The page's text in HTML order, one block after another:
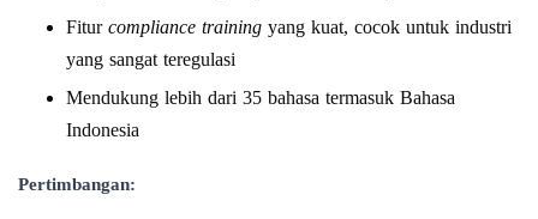
Fitur compliance training yang kuat, cocok untuk industri
yang sangat teregulasi
Mendukung lebih dari 35 bahasa termasuk Bahasa
Indonesia
Pertimbangan: